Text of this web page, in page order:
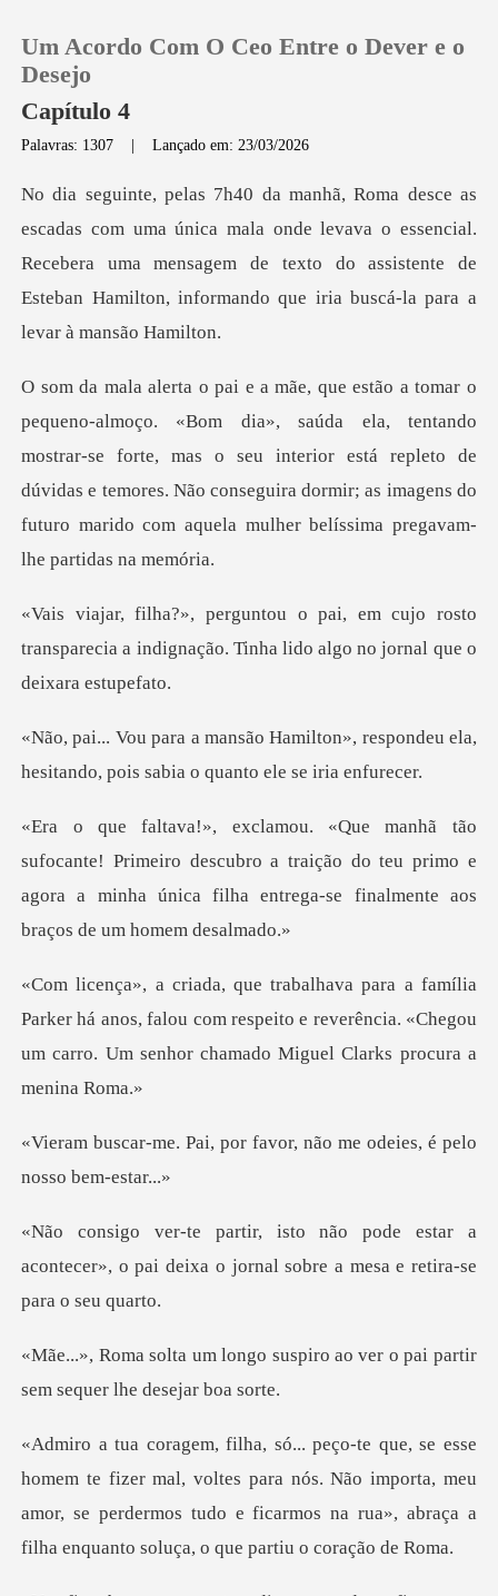
Loja
Histórico
Baixar App
Um Acordo Com O Ceo Entre o Dever e o
Desejo
Capítulo 4
Palavras: 1307 |Lançado em: 23/03/2026
la onde levava o essencial.
Recebera uma mensagem de texto do assistente de
entando
mostrar-se forte, mas o seu interior está repleto de
dúvidas e temores. Não conseguira
ujo rosto
transparecia a indignação. Tinha l
ton», respondeu ela,
hesitando, pois
meiro descubro a traição do teu primo e
agora a minha única f
er há anos, falou com respeito e reverência. «Chegou
um car
or favor, não me odeies,
estar a
acontecer», o pai deixa o jornal s
suspiro ao ver o pai partir
se
mal, voltes para nós. Não importa, meu
amor, se perdermos tudo e ficarmo